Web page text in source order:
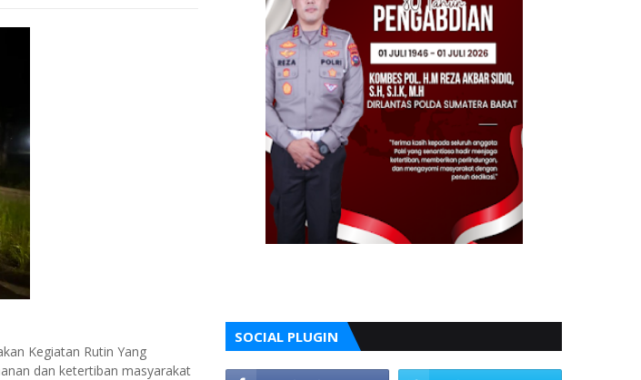
Kegiatan Rutin Yang
dan ketertiban masyarakat
SOCIAL PLUGIN